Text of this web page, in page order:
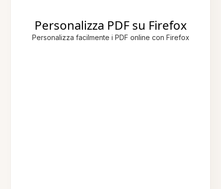
Personalizza PDF su Firefox
Personalizza facilmente i PDF online con Firefox